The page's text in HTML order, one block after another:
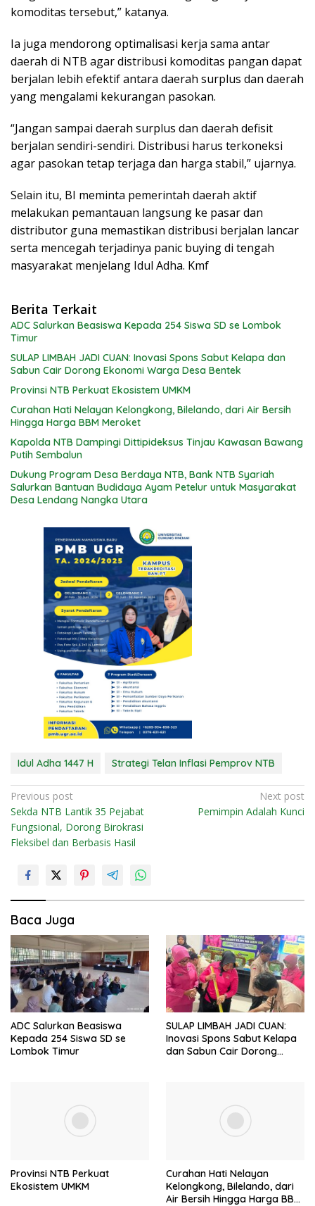
komoditas tersebut,” katanya.
Ia juga mendorong optimalisasi kerja sama antar
daerah di NTB agar distribusi komoditas pangan dapat
berjalan lebih efektif antara daerah surplus dan daerah
yang mengalami kekurangan pasokan.
“Jangan sampai daerah surplus dan daerah defisit
berjalan sendiri-sendiri. Distribusi harus terkoneksi
agar pasokan tetap terjaga dan harga stabil,” ujarnya.
Selain itu, BI meminta pemerintah daerah aktif
melakukan pemantauan langsung ke pasar dan
distributor guna memastikan distribusi berjalan lancar
serta mencegah terjadinya panic buying di tengah
masyarakat menjelang Idul Adha. Kmf
Berita Terkait
ADC Salurkan Beasiswa Kepada 254 Siswa SD se Lombok
Timur
SULAP LIMBAH JADI CUAN: Inovasi Spons Sabut Kelapa dan
Sabun Cair Dorong Ekonomi Warga Desa Bentek
Provinsi NTB Perkuat Ekosistem UMKM
Curahan Hati Nelayan Kelongkong, Bilelando, dari Air Bersih
Hingga Harga BBM Meroket
Kapolda NTB Dampingi Dittipideksus Tinjau Kawasan Bawang
Putih Sembalun
Dukung Program Desa Berdaya NTB, Bank NTB Syariah
Salurkan Bantuan Budidaya Ayam Petelur untuk Masyarakat
Desa Lendang Nangka Utara
Idul Adha 1447 H Strategi Telan Inflasi Pemprov NTB
N
a
v
a
s
i
p
o
s
Previous post
Sekda NTB Lantik 35 Pejabat
Fungsional, Dorong Birokrasi
Fleksibel dan Berbasis Hasil
Next post
Pemimpin Adalah Kunci
Baca Juga
ADC Salurkan Beasiswa
Kepada 254 Siswa SD se
Lombok Timur
SULAP LIMBAH JADI CUAN:
Inovasi Spons Sabut Kelapa
dan Sabun Cair Dorong
Provinsi NTB Perkuat
Ekosistem UMKM
Curahan Hati Nelayan
Kelongkong, Bilelando, dari
Air Bersih Hingga Harga BBM